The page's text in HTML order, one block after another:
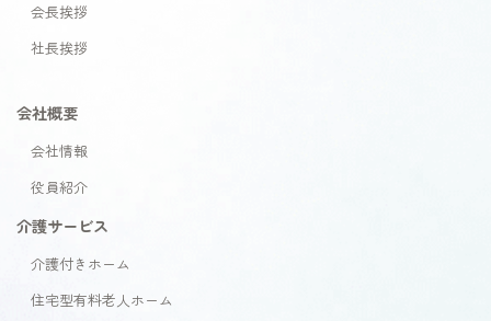
会長挨拶
社長挨拶
会社概要
会社情報
役員紹介
介護サービス
介護付きホーム
住宅型有料老人ホーム